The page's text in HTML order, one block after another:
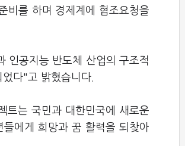
비를 하며 경제계에 협조요청을
인공지능 반도체 산업의 구조적
다"고 밝혔습니다.
트는 국민과 대한민국에 새로운
에게 희망과 꿈 활력을 되찾아